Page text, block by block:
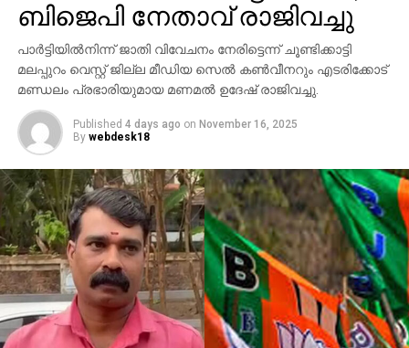
ആവശ്യങ്ങള്‍ക്കായി എറണാകുളത്ത് എത്തിയവരാണ്
പ്രതികളെന്ന് പൊലീസ് കണ്ടെത്തിയിട്ടുണ്ട്.
സംഭവത്തില്‍ അലീനയുടെ കൈക്ക് പരുക്കേല്‍ക്കുകയും
ചെയ്തു.
ബിജെപി നേതാവ് രാജിവച്ചു
പാര്‍ട്ടിയില്‍നിന്ന് ജാതി വിവേചനം നേരിട്ടെന്ന് ചൂണ്ടിക്കാട്ടി
മലപ്പുറം വെസ്റ്റ് ജില്ല മീഡിയ സെല്‍ കണ്‍വീനറും എടരിക്കോട്
മണ്ഡലം പ്രഭാരിയുമായ മണമല്‍ ഉദേഷ് രാജിവച്ചു.
Published 4 days ago on November 16, 2025
By webdesk18